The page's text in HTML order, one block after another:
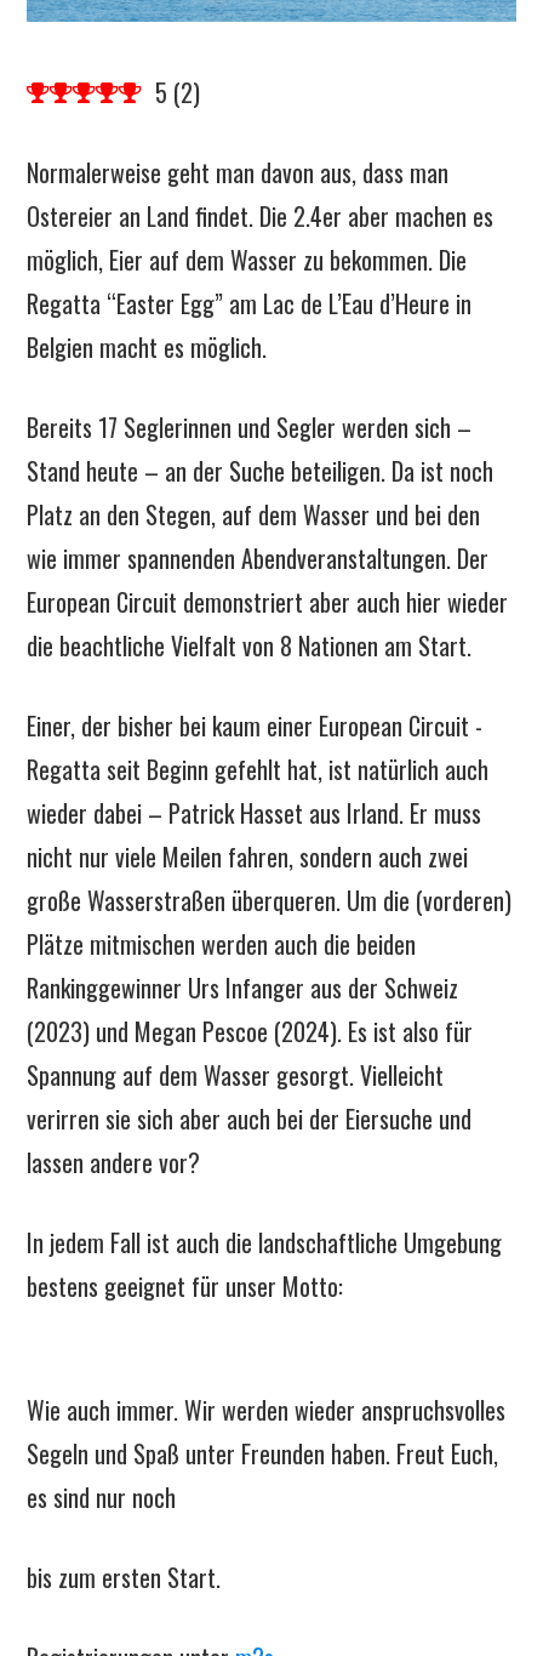
5 (2)
Normalerweise geht man davon aus, dass man
Ostereier an Land findet. Die 2.4er aber machen es
möglich, Eier auf dem Wasser zu bekommen. Die
Regatta “Easter Egg” am Lac de L’Eau d’Heure in
Belgien macht es möglich.
Bereits 17 Seglerinnen und Segler werden sich –
Stand heute – an der Suche beteiligen. Da ist noch
Platz an den Stegen, auf dem Wasser und bei den
wie immer spannenden Abendveranstaltungen. Der
European Circuit demonstriert aber auch hier wieder
die beachtliche Vielfalt von 8 Nationen am Start.
Einer, der bisher bei kaum einer European Circuit -
Regatta seit Beginn gefehlt hat, ist natürlich auch
wieder dabei – Patrick Hasset aus Irland. Er muss
nicht nur viele Meilen fahren, sondern auch zwei
große Wasserstraßen überqueren. Um die (vorderen)
Plätze mitmischen werden auch die beiden
Rankinggewinner Urs Infanger aus der Schweiz
(2023) und Megan Pescoe (2024). Es ist also für
Spannung auf dem Wasser gesorgt. Vielleicht
verirren sie sich aber auch bei der Eiersuche und
lassen andere vor?
In jedem Fall ist auch die landschaftliche Umgebung
bestens geeignet für unser Motto:
Wie auch immer. Wir werden wieder anspruchsvolles
Segeln und Spaß unter Freunden haben. Freut Euch,
es sind nur noch
bis zum ersten Start.